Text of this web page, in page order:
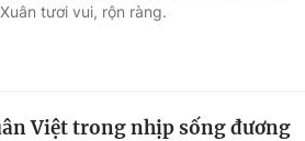
Nhân vật
Giải sao mai
tươi vui, rộn ràng.
Việt trong nhịp sống đương